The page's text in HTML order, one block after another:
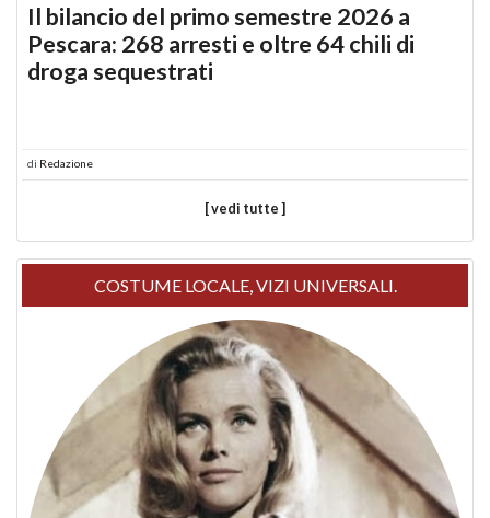
Il bilancio del primo semestre 2026 a
Pescara: 268 arresti e oltre 64 chili di
droga sequestrati
di Redazione
[ vedi tutte ]
COSTUME LOCALE, VIZI UNIVERSALI.